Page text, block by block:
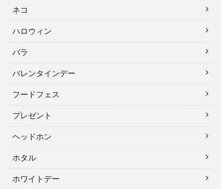
ネコ
ハロウィン
バラ
バレンタインデー
フードフェス
プレゼント
ヘッドホン
ホタル
ホワイトデー